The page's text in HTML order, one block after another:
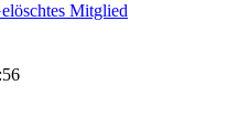
Mitglied